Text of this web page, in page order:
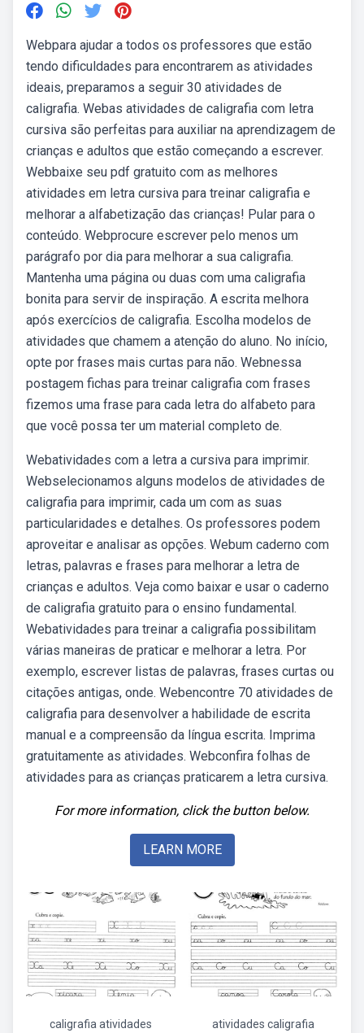
Webpara ajudar a todos os professores que estão
tendo dificuldades para encontrarem as atividades
ideais, preparamos a seguir 30 atividades de
caligrafia. Webas atividades de caligrafia com letra
cursiva são perfeitas para auxiliar na aprendizagem de
crianças e adultos que estão começando a escrever.
Webbaixe seu pdf gratuito com as melhores
atividades em letra cursiva para treinar caligrafia e
melhorar a alfabetização das crianças! Pular para o
conteúdo. Webprocure escrever pelo menos um
parágrafo por dia para melhorar a sua caligrafia.
Mantenha uma página ou duas com uma caligrafia
bonita para servir de inspiração. A escrita melhora
após exercícios de caligrafia. Escolha modelos de
atividades que chamem a atenção do aluno. No início,
opte por frases mais curtas para não. Webnessa
postagem fichas para treinar caligrafia com frases
fizemos uma frase para cada letra do alfabeto para
que você possa ter um material completo de.
Webatividades com a letra a cursiva para imprimir.
Webselecionamos alguns modelos de atividades de
caligrafia para imprimir, cada um com as suas
particularidades e detalhes. Os professores podem
aproveitar e analisar as opções. Webum caderno com
letras, palavras e frases para melhorar a letra de
crianças e adultos. Veja como baixar e usar o caderno
de caligrafia gratuito para o ensino fundamental.
Webatividades para treinar a caligrafia possibilitam
várias maneiras de praticar e melhorar a letra. Por
exemplo, escrever listas de palavras, frases curtas ou
citações antigas, onde. Webencontre 70 atividades de
caligrafia para desenvolver a habilidade de escrita
manual e a compreensão da língua escrita. Imprima
gratuitamente as atividades. Webconfira folhas de
atividades para as crianças praticarem a letra cursiva.
For more information, click the button below.
LEARN MORE
caligrafia atividades
atividades caligrafia